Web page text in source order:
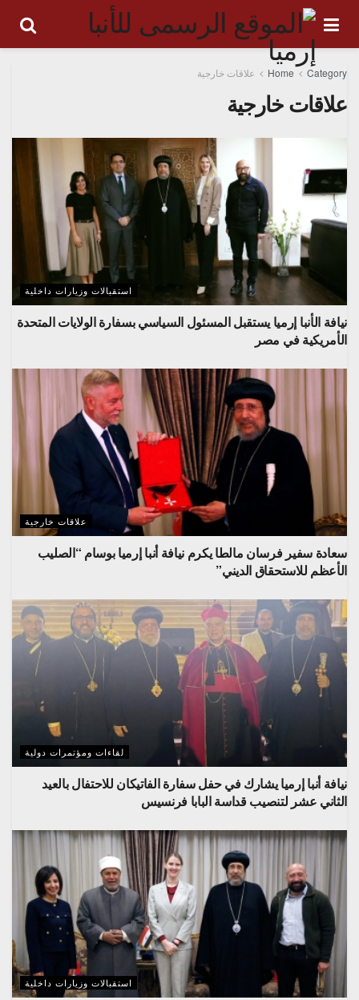
Home Category علاقات خارجية
علاقات خارجية
استقبالات وزيارات داخلية
نيافة الأنبا إرميا يستقبل المسئول السياسي بسفارة الولايات المتحدة
الأمريكية في مصر
علاقات خارجية
سعادة سفير فرسان مالطا يكرم نيافة أنبا إرميا بوسام “الصليب
الأعظم للاستحقاق الديني”
لقاءات ومؤتمرات دولية
نيافة أنبا إرميا يشارك في حفل سفارة الفاتيكان للاحتفال بالعيد
الثاني عشر لتنصيب قداسة البابا فرنسيس
استقبالات وزيارات داخلية